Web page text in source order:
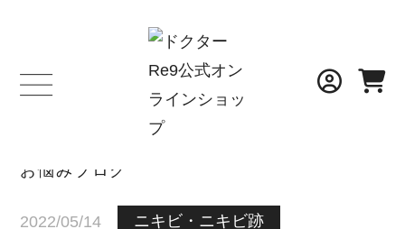
BLOG
お悩みブログ
2022/05/14 ニキビ・ニキビ跡